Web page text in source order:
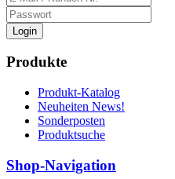
Login
Produkte
Produkt-Katalog
Neuheiten News!
Sonderposten
Produktsuche
Shop-Navigation